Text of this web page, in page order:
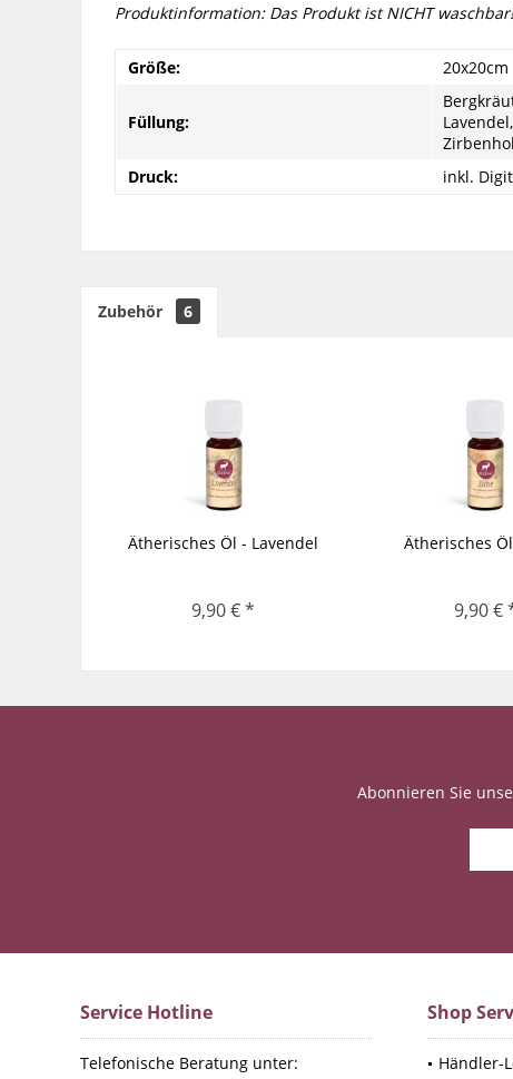
Produktinformation: Das Produkt ist NICHT waschbar!
Größe: 20x20cm
Füllung:
Druck:
inkl.
Zubehör 6
Ätherisches Öl - Lavendel
9,90 € *
Ätherisches
9,90 €
Abonnieren Sie
Service Hotline
Telefonische Beratung unter:
Shop
Händler-